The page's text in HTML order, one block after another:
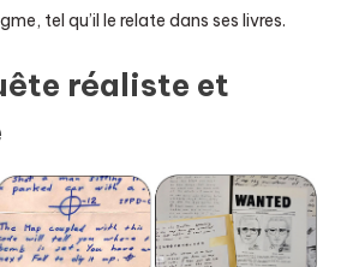
tel qu’il le relate dans ses livres.
réaliste et